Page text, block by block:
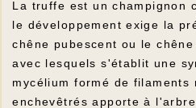
La truffe est un champignon
le développement exige la
chêne pubescent ou le
avec lesquels s'établit une
mycélium formé de filaments
enchevêtrés apporte à